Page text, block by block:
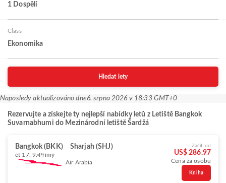
1 Dospělí
Class
Ekonomika
Hledat lety
Naposledy aktualizováno dne6. srpna 2026 v 18:33 GMT+0
Rezervujte a získejte ty nejlepší nabídky letů z Letiště Bangkok
Suvarnabhumi do Mezinárodní letiště Šardžá
Bangkok (BKK) Sharjah (SHJ)
čt 17. 9. Přímý
Air Arabia
Začít od
US$ 286.97
Cena za osobu
Kniha